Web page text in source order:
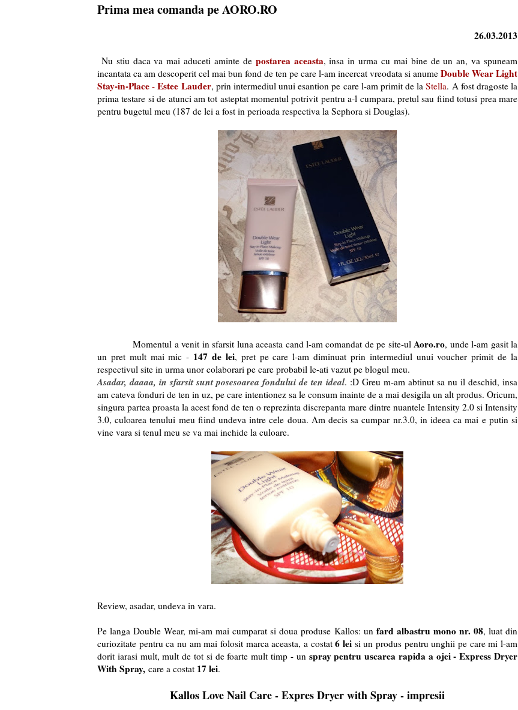
Prima mea comanda pe AORO.RO
26.03.2013
Nu stiu daca va mai aduceti aminte de postarea aceasta, insa in urma cu mai bine de un an, va spuneam
incantata ca am descoperit cel mai bun fond de ten pe care l-am incercat vreodata si anume Double Wear Light
Stay-in-Place -Estee Lauder, prin intermediul unui esantion pe care l-am primit de laStella. A fost dragoste la
prima testare si de atunci am tot asteptat momentul potrivit pentru a-l cumpara, pretul sau fiind totusi prea mare
pentru bugetul meu (187 de lei a fost in perioada respectiva la Sephora si Douglas).
Momentul a venit in sfarsit luna aceasta cand l-am comandat de pe site-ulAoro.ro, unde l-am gasit la
un pret mult mai mic - 147 de lei, pret pe care l-am diminuat prin intermediul unui voucher primit de la
respectivul site in urma unor colaborari pe care probabil le-ati vazut pe blogul meu.
Asadar, daaaa, in sfarsit sunt posesoarea fondului de ten ideal. :D Greu m-am abtinut sa nu il deschid, insa
am cateva fonduri de ten in uz, pe care intentionez sa le consum inainte de a mai desigila un alt produs. Oricum,
singura partea proasta la acest fond de ten o reprezinta discrepanta mare dintre nuantele Intensity 2.0 si Intensity
3.0, culoarea tenului meu fiind undeva intre cele doua. Am decis sa cumpar nr.3.0, in ideea ca mai e putin si
vine vara si tenul meu se va mai inchide la culoare.
Review, asadar, undeva in vara.
Pe langa Double Wear, mi-am mai cumparat si doua produse Kallos: un fard albastru mono nr. 08, luat din
curiozitate pentru ca nu am mai folosit marca aceasta, a costat6 lei si un produs pentru unghii pe care mi l-am
dorit iarasi mult, mult de tot si de foarte mult timp - un spray pentru uscarea rapida a ojei - Express Dryer
With Spray, care a costat 17 lei.
Kallos Love Nail Care - Expres Dryer with Spray - impresii